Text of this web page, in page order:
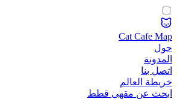
Cat Cafe Map
حول
المدونة
اتصل بنا
خريطة العالم
ابحث عن مقهى قطط